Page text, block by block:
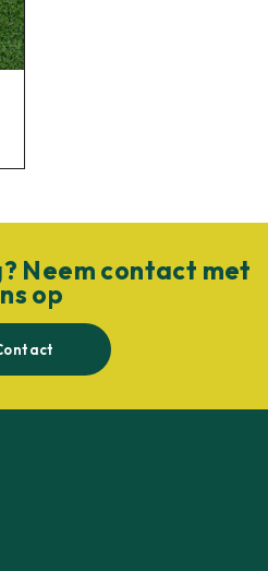
Neem contact met
op